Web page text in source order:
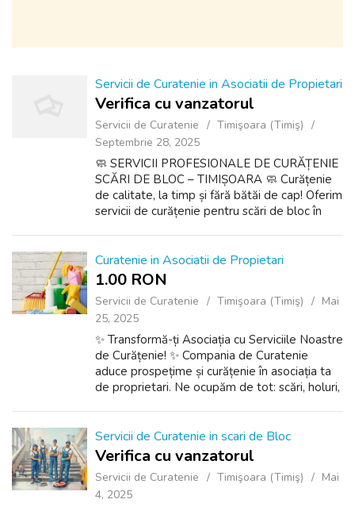
Servicii de Curatenie in Asociatii de Propietari
Verifica cu vanzatorul
Servicii de Curatenie
Timişoara (Timiş)
Septembrie 28, 2025
🧼 SERVICII PROFESIONALE DE CURĂȚENIE
SCĂRI DE BLOC – TIMIȘOARA 🧼 Curățenie
de calitate, la timp și fără bătăi de cap! Oferim
servicii de curățenie pentru scări de bloc în
Curatenie in Asociatii de Propietari
1.00 RON
Servicii de Curatenie Timişoara (Timiş)
Mai
25, 2025
✨ Transformă-ți Asociația cu Serviciile Noastre
de Curățenie! ✨ Compania de Curatenie
aduce prospețime și curățenie în asociația ta
de proprietari. Ne ocupăm de tot: scări, holuri,
Servicii de Curatenie in scari de Bloc
Verifica cu vanzatorul
Servicii de Curatenie Timişoara (Timiş)
Mai
4, 2025